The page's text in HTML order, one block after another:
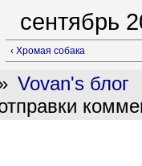
сентябрь
‹ Хромая собака
Vovan's блог